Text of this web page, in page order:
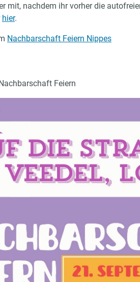
mit, nachdem ihr vorher die
hier.
Nachbarschaft Feiern Nippes
Feiern